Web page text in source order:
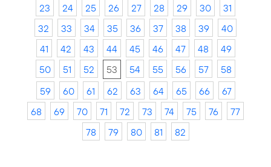
23
24 25 26 27 28 29 30
31
32
33 34 35 36 37 38 39
40
41
42 43 44 45 46 47 48
49
50
51 52 53 54 55 56 57
58
59
60 61 62 63 64 65 66
67
68
69 70 71 72 73 74 75 76
77
78
79 80 81 82